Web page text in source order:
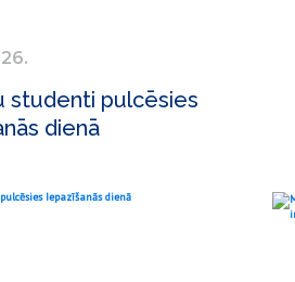
studenti pulcēsies
dienā